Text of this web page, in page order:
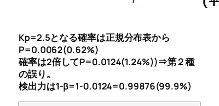
Kp=2.5となる確率は正規分布表から
P=0.0062(0.62%)
確率は2倍してP=0.0124(1.24%))⇒第２種
の誤り。
検出力は1-β=1-0.0124=0.99876(99.9%)